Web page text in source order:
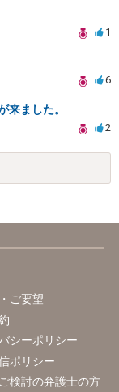
1
6
来ました。
2
ご要望
シーポリシー
ポリシー
検討の弁護士の方